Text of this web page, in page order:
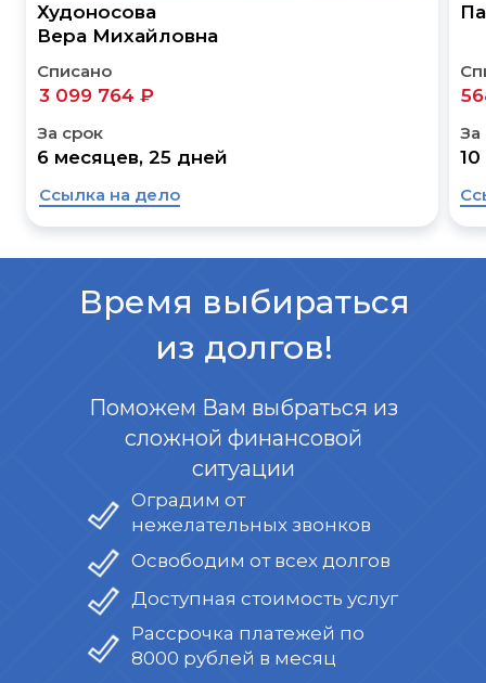
За
Худоносова
Вера Михайловна
6 месяцев, 25 дней
За срок
Ссылка на дело
Списано
3 099 764 ₽
Время выбираться
из долгов!
Поможем Вам выбраться из
сложной финансовой
ситуации
Оградим от
нежелательных звонков
Доступная стоимость услуг
Освободим от всех долгов
Рассрочка платежей по
8000 рублей в месяц